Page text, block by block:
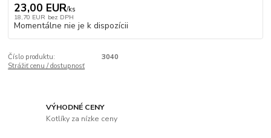
23,00 EUR/ks
18,70 EUR bez DPH
Momentálne nie je k dispozícii
Číslo produktu:
3040
Strážiť cenu / dostupnosť
VÝHODNÉ CENY
Kotlíky za nízke ceny